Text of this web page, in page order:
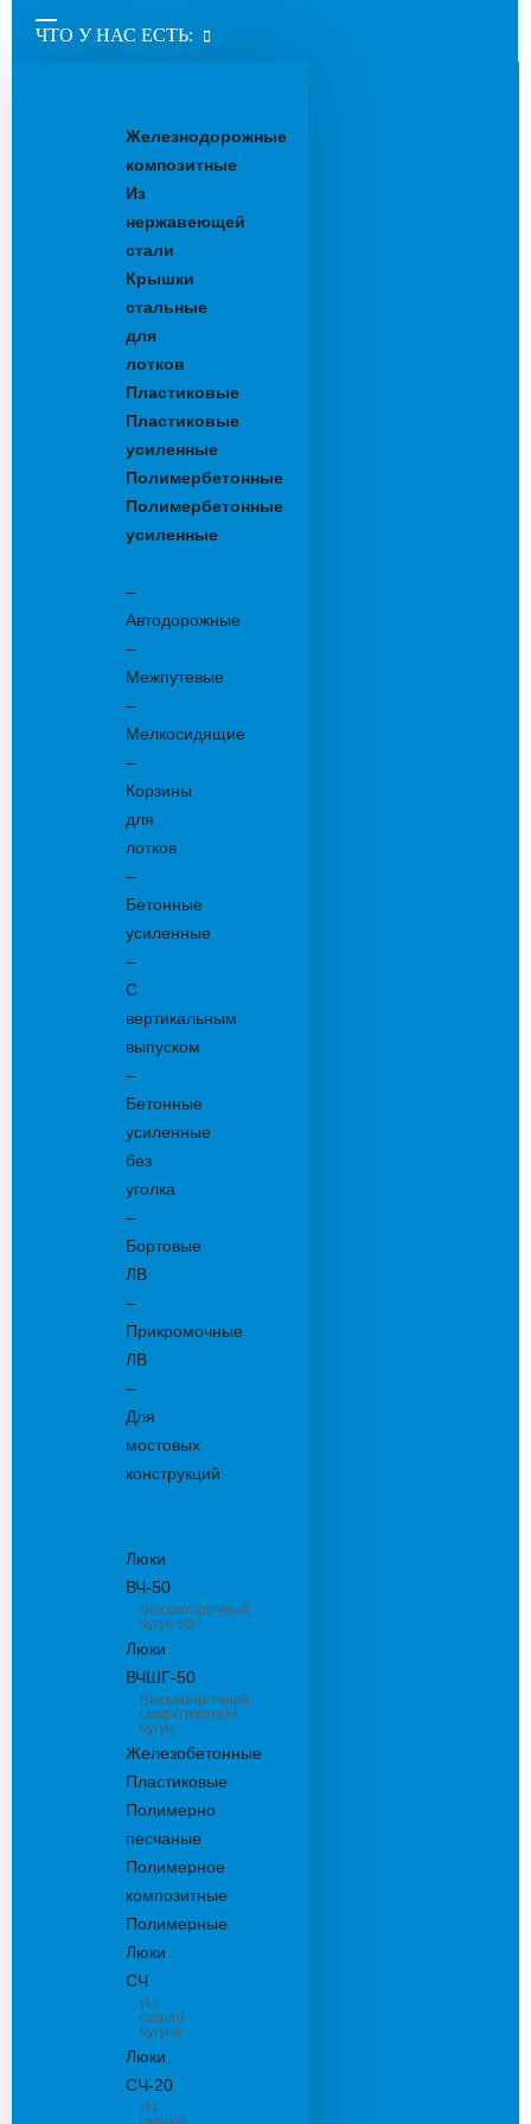
ЧТО У НАС ЕСТЬ:
Железнодорожные
композитные
Из
нержавеющей
стали
Крышки
стальные
для
лотков
Пластиковые
Пластиковые
усиленные
Полимербетонные
Полимербетонные
усиленные
–
Автодорожные
–
Межпутевые
–
Мелкосидящие
–
Корзины
для
лотков
–
Бетонные
усиленные
–
С
вертикальным
выпуском
–
Бетонные
усиленные
без
уголка
–
Бортовые
ЛВ
–
Прикромочные
ЛВ
–
Для
мостовых
конструкций
Люки
ВЧ-50
Высокопрочный
чугун 50
Люки
ВЧШГ-50
Высокопрочный
сверхтяжелый
чугун
Железобетонные
Пластиковые
Полимерно
песчаные
Полимерное
композитные
Полимерные
Люки
СЧ
Из
серого
чугуна
Люки
СЧ-20
Из